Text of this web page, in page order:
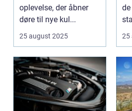
oplevelse, der åbner
døre til nye kul...
25 august 2025
...
25